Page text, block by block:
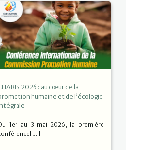
2026 : au cœur de la
humaine et de l’écologie
1er au 3 mai 2026, la première